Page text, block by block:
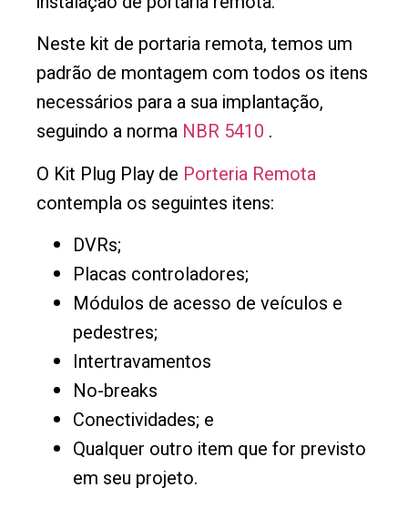
Neste kit de portaria remota, temos um
padrão de montagem com todos os itens
necessários para a sua implantação,
seguindo a norma NBR 5410 .
O Kit Plug Play de Porteria Remota
contempla os seguintes itens:
DVRs;
Placas controladores;
Módulos de acesso de veículos e
pedestres;
Intertravamentos
No-breaks
Conectividades; e
Qualquer outro item que for previsto
em seu projeto.